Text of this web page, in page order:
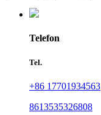
Telefon
Tel.
+86 17701934563
8613535326808